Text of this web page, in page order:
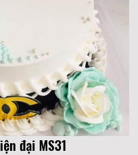
đại MS31